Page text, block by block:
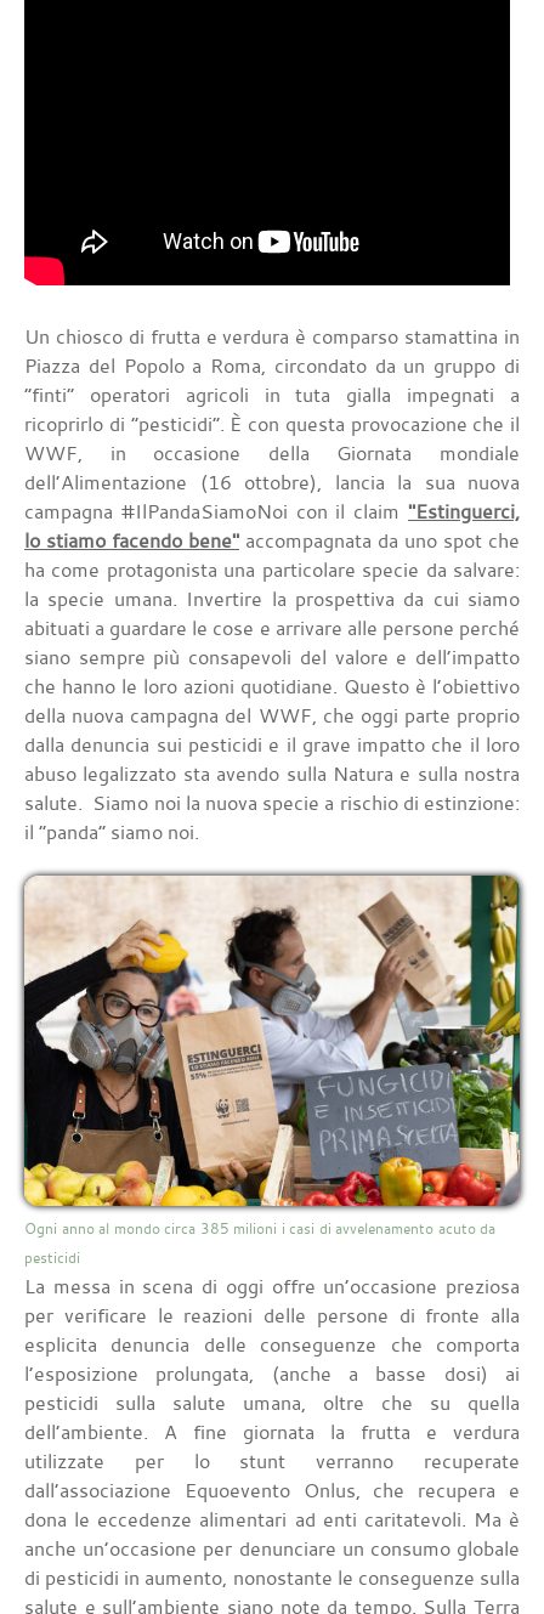
Un chiosco di frutta e verdura è comparso stamattina in
Piazza del Popolo a Roma, circondato da un gruppo di
“finti” operatori agricoli in tuta gialla impegnati a
ricoprirlo di “pesticidi”. È con questa provocazione che il
WWF, in occasione della Giornata mondiale
dell’Alimentazione (16 ottobre), lancia la sua nuova
campagna #IlPandaSiamoNoi con il claim "Estinguerci,
lo stiamo facendo bene" accompagnata da uno spot che
ha come protagonista una particolare specie da salvare:
la specie umana. Invertire la prospettiva da cui siamo
abituati a guardare le cose e arrivare alle persone perché
siano sempre più consapevoli del valore e dell’impatto
che hanno le loro azioni quotidiane. Questo è l’obiettivo
della nuova campagna del WWF, che oggi parte proprio
dalla denuncia sui pesticidi e il grave impatto che il loro
abuso legalizzato sta avendo sulla Natura e sulla nostra
salute. Siamo noi la nuova specie a rischio di estinzione:
il “panda” siamo noi.
Ogni anno al mondo circa 385 milioni i casi di avvelenamento acuto da
pesticidi
La messa in scena di oggi offre un’occasione preziosa
per verificare le reazioni delle persone di fronte alla
esplicita denuncia delle conseguenze che comporta
l’esposizione prolungata, (anche a basse dosi) ai
pesticidi sulla salute umana, oltre che su quella
dell’ambiente. A fine giornata la frutta e verdura
utilizzate per lo stunt verranno recuperate
dall’associazione Equoevento Onlus, che recupera e
dona le eccedenze alimentari ad enti caritatevoli. Ma è
anche un’occasione per denunciare un consumo globale
di pesticidi in aumento, nonostante le conseguenze sulla
salute e sull’ambiente siano note da tempo. Sulla Terra